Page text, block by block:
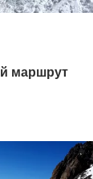
маршрут